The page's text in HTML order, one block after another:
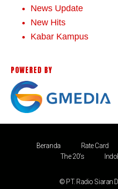
News Update
New Hits
Kabar Kampus
POWERED BY
Beranda Rate Card
The 20’s
© PT. Radio Siaran